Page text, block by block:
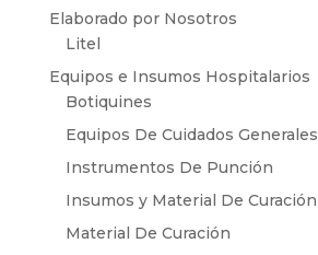
Elaborado por Nosotros
Litel
Equipos e Insumos Hospitalarios
Botiquines
Equipos De Cuidados Generales
Instrumentos De Punción
Insumos y Material De Curación
Material De Curación